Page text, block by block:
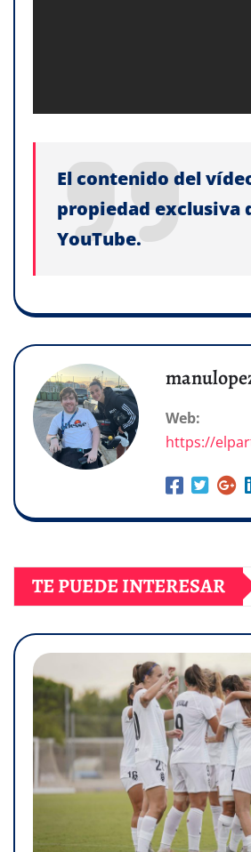
El contenido del
propiedad exclusiva
YouTube.
Web:
https://
TE PUEDE INTERESAR